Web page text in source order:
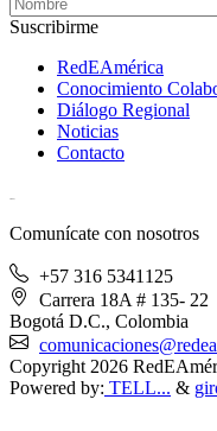
Suscribirme
RedEAmérica
Conocimiento
Diálogo Regional
Noticias
Contacto
Comunícate con nosotros
+57 316 5341125
Carrera 18A # 135- 22
Bogotá D.C., Colombia
Copyright 2026
Powered by: TELL... &